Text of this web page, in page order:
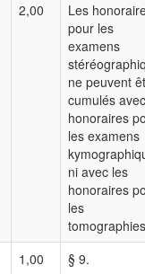
2,00
Les
pour les
examens
ne peuvent
cumulés
honoraires
les examens
ni avec les
honoraires
les
1,00
§ 9.